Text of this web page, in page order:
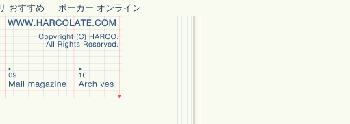
おすすめ ポーカー オンライン